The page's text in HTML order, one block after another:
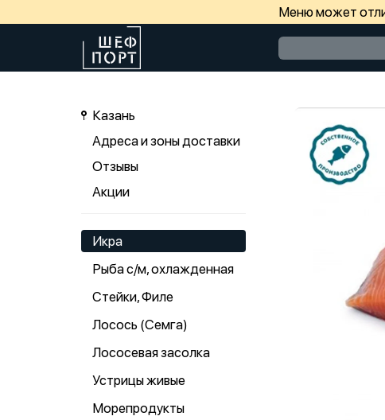
Меню может
Казань
Адреса и зоны доставки
Отзывы
Акции
Икра
Рыба с/м, охлажденная
Стейки, Филе
Лосось (Семга)
Лососевая засолка
Устрицы живые
Морепродукты